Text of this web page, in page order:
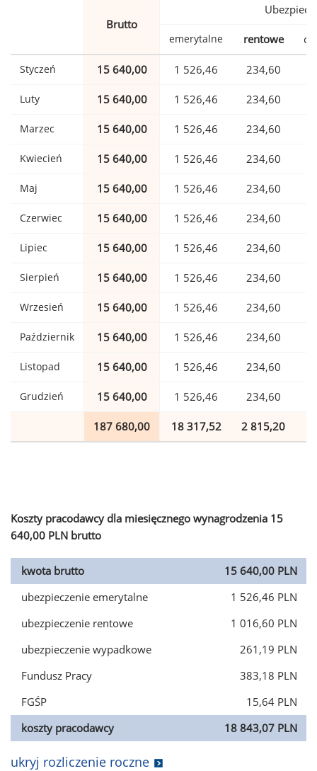
Brutto
emerytalne rentowe
Styczeń 15 640,00 1 526,46 234,60
Luty 15 640,00 1 526,46 234,60
Marzec 15 640,00 1 526,46 234,60
Kwiecień 15 640,00 1 526,46 234,60
Maj 15 640,00 1 526,46 234,60
Czerwiec 15 640,00 1 526,46 234,60
Lipiec 15 640,00 1 526,46 234,60
Sierpień 15 640,00 1 526,46 234,60
Wrzesień 15 640,00 1 526,46 234,60
Październik 15 640,00 1 526,46 234,60
Listopad 15 640,00 1 526,46 234,60
Grudzień 15 640,00 1 526,46 234,60
187 680,00 18 317,52 2 815,20
Koszty pracodawcy dla miesięcznego wynagrodzenia 15
640,00 PLN brutto
kwota brutto
15 640,00 PLN
ubezpieczenie emerytalne
1 526,46 PLN
ubezpieczenie rentowe
1 016,60 PLN
ubezpieczenie wypadkowe
261,19 PLN
Fundusz Pracy
383,18 PLN
FGŚP
15,64 PLN
koszty pracodawcy
18 843,07 PLN
ukryj rozliczenie roczne